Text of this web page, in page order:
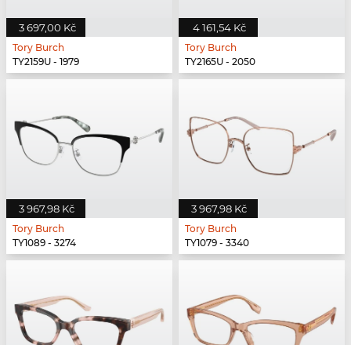
3 697,00 Kč
Tory Burch
TY2159U - 1979
4 161,54 Kč
Tory Burch
TY2165U - 2050
3 967,98 Kč
Tory Burch
TY1089 - 3274
3 967,98 Kč
Tory Burch
TY1079 - 3340